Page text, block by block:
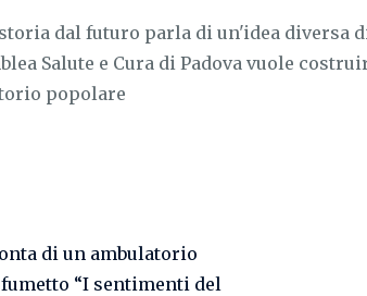
dal futuro parla di un'idea diversa
Salute e Cura di Padova vuole
popolare
di un ambulatorio
fumetto “I sentimenti del